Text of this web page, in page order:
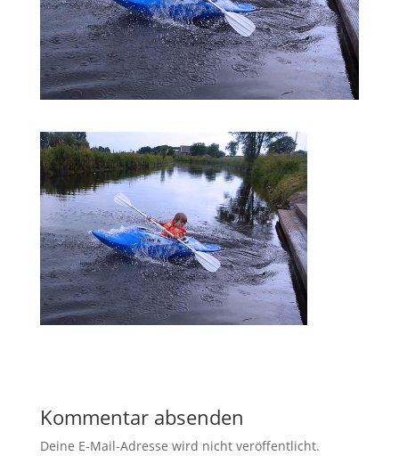
Kommentar absenden
Deine E-Mail-Adresse wird nicht veröffentlicht.